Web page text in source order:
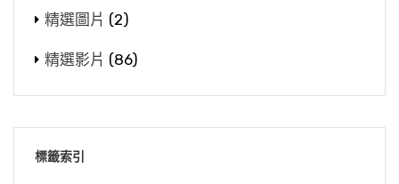
精選圖片 (2)
精選影片 (86)
標籤索引